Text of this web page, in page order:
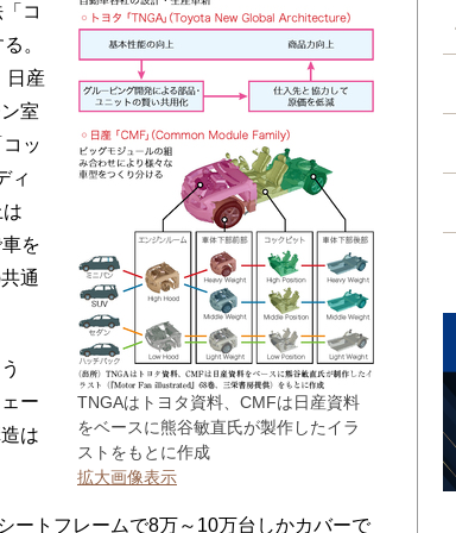
TNGAはトヨタ資料、CMFは日産資料
をベースに熊谷敏直氏が製作したイラ
ストをもとに作成
拡大画像表示
コ
。
日産
室
ッ
ィ
を
通
ー
は
トフレームで8万～10万台しかカバーで